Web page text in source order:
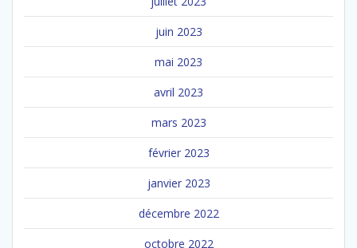
juin 2023
mai 2023
avril 2023
mars 2023
février 2023
janvier 2023
décembre 2022
octobre 2022